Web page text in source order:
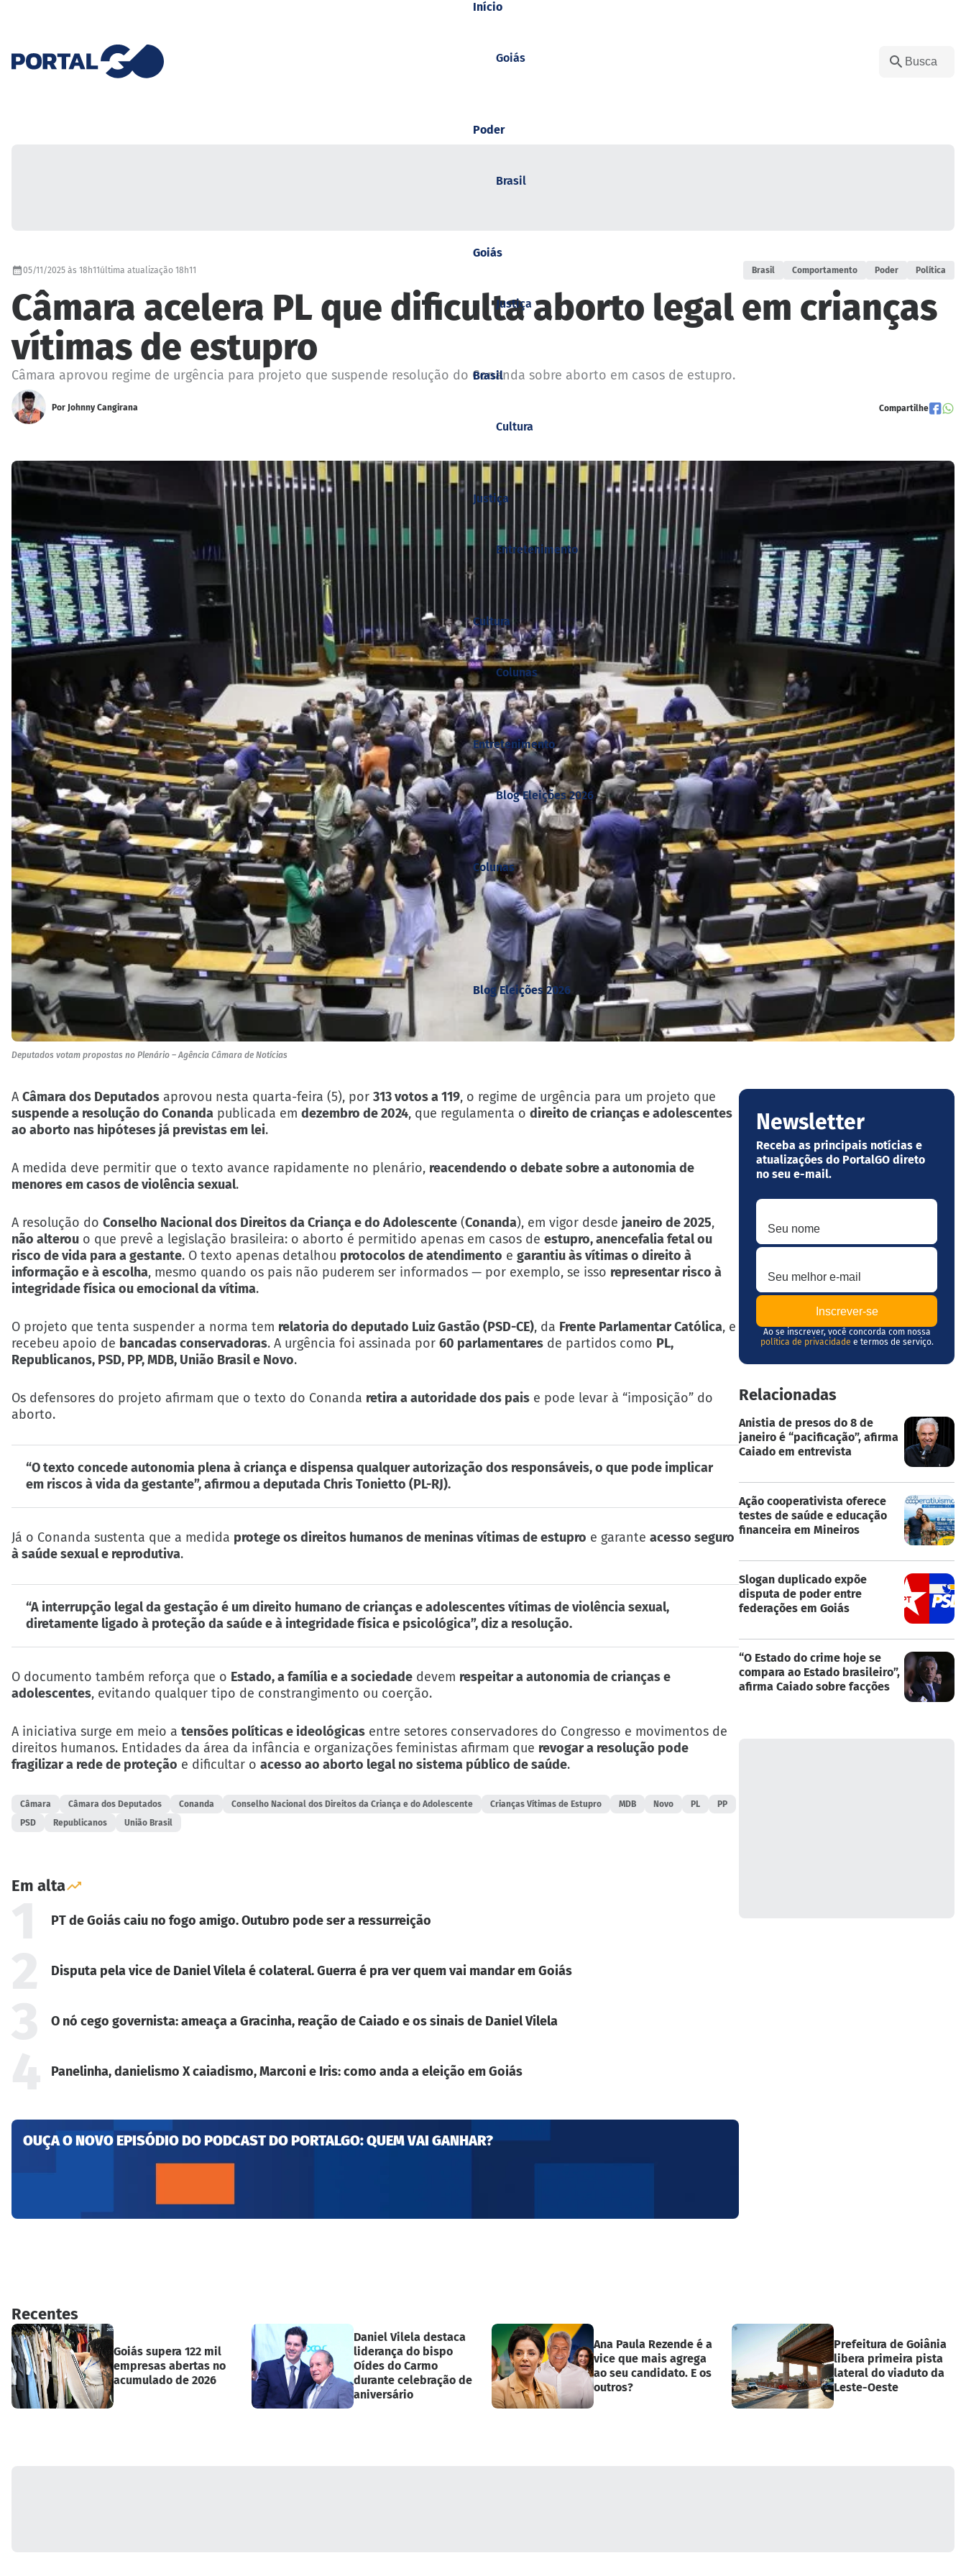
Goiás
Brasil
Justiça
Cultura
Entretenimento
Colunas
Blog Eleições 2026
Início
Poder
Goiás
Brasil
Justiça
Cultura
Entretenimento
Colunas
Blog Eleições 2026
05/11/2025 às 18h11 última atualização 18h11 Brasil Comportamento Poder Política
Câmara acelera PL que dificulta aborto legal em crianças
vítimas de estupro
Câmara aprovou regime de urgência para projeto que suspende resolução do Conanda sobre aborto em casos de estupro.
Por Johnny Cangirana Compartilhe
Deputados votam propostas no Plenário – Agência Câmara de Notícias
A Câmara dos Deputados aprovou nesta quarta-feira (5), por 313 votos a 119, o regime de urgência para um projeto que
suspende a resolução do Conanda publicada em dezembro de 2024, que regulamenta o direito de crianças e adolescentes
ao aborto nas hipóteses já previstas em lei.
A medida deve permitir que o texto avance rapidamente no plenário, reacendendo o debate sobre a autonomia de
menores em casos de violência sexual.
A resolução do Conselho Nacional dos Direitos da Criança e do Adolescente (Conanda), em vigor desde janeiro de 2025,
não alterou o que prevê a legislação brasileira: o aborto é permitido apenas em casos de estupro, anencefalia fetal ou
risco de vida para a gestante. O texto apenas detalhou protocolos de atendimento e garantiu às vítimas o direito à
informação e à escolha, mesmo quando os pais não puderem ser informados — por exemplo, se isso representar risco à
integridade física ou emocional da vítima.
O projeto que tenta suspender a norma tem relatoria do deputado Luiz Gastão (PSD-CE), da Frente Parlamentar Católica, e
recebeu apoio de bancadas conservadoras. A urgência foi assinada por 60 parlamentares de partidos como PL,
Republicanos, PSD, PP, MDB, União Brasil e Novo.
Os defensores do projeto afirmam que o texto do Conanda retira a autoridade dos pais e pode levar à “imposição” do
aborto.
“O texto concede autonomia plena à criança e dispensa qualquer autorização dos responsáveis, o que pode implicar
em riscos à vida da gestante”, afirmou a deputadaChris Tonietto (PL-RJ).
Já o Conanda sustenta que a medida protege os direitos humanos de meninas vítimas de estupro e garante acesso seguro
à saúde sexual e reprodutiva.
“A interrupção legal da gestação é um direito humano de crianças e adolescentes vítimas de violência sexual,
diretamente ligado à proteção da saúde e à integridade física e psicológica”, diz a resolução.
O documento também reforça que o Estado, a família e a sociedade devem respeitar a autonomia de crianças e
adolescentes, evitando qualquer tipo de constrangimento ou coerção.
A iniciativa surge em meio a tensões políticas e ideológicas entre setores conservadores do Congresso e movimentos de
direitos humanos. Entidades da área da infância e organizações feministas afirmam que revogar a resolução pode
fragilizar a rede de proteção e dificultar o acesso ao aborto legal no sistema público de saúde.
Câmara Câmara dos Deputados Conanda Conselho Nacional dos Direitos da Criança e do Adolescente Crianças Vítimas de Estupro MDB Novo PL
PP
PSD
Republicanos União Brasil
Em alta
PT de Goiás caiu no fogo amigo. Outubro pode ser a ressurreição
Disputa pela vice de Daniel Vilela é colateral. Guerra é pra ver quem vai mandar em Goiás
O nó cego governista: ameaça a Gracinha, reação de Caiado e os sinais de Daniel Vilela
Panelinha, danielismo X caiadismo, Marconi e Iris: como anda a eleição em Goiás
OUÇA O NOVO EPISÓDIO DO PODCAST DO PORTALGO: QUEM VAI GANHAR?
Newsletter
Receba as principais notícias e
atualizações do PortalGO direto
no seu e-mail.
Seu nome
Seu melhor e-mail
Ao se inscrever, você concorda com nossa
política de privacidade e termos de serviço.
Relacionadas
Anistia de presos do 8 de
janeiro é “pacificação”, afirma
Caiado em entrevista
Ação cooperativista oferece
testes de saúde e educação
financeira em Mineiros
Slogan duplicado expõe
disputa de poder entre
federações em Goiás
“O Estado do crime hoje se
compara ao Estado brasileiro”,
afirma Caiado sobre facções
Recentes
Goiás supera 122 mil
empresas abertas no
acumulado de 2026
Daniel Vilela destaca
liderança do bispo
Oídes do Carmo
durante celebração de
aniversário
Ana Paula Rezende é a
vice que mais agrega
ao seu candidato. E os
outros?
Prefeitura de Goiânia
libera primeira pista
lateral do viaduto da
Leste-Oeste